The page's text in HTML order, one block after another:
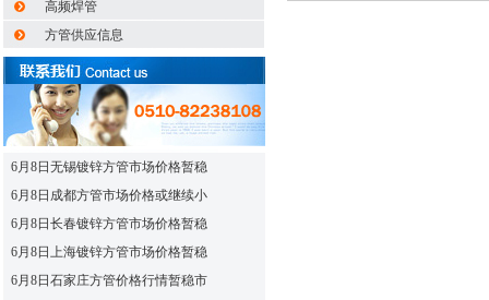
高频焊管
方管供应信息
6月8日无锡镀锌方管市场价格暂稳
6月8日成都方管市场价格或继续小
6月8日长春镀锌方管市场价格暂稳
6月8日上海镀锌方管市场价格暂稳
6月8日石家庄方管价格行情暂稳市